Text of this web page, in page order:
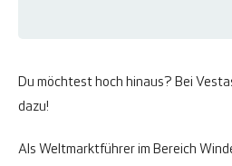
Du möchtest hoch hinaus? Bei
dazu!
Als Weltmarktführer im Bereich